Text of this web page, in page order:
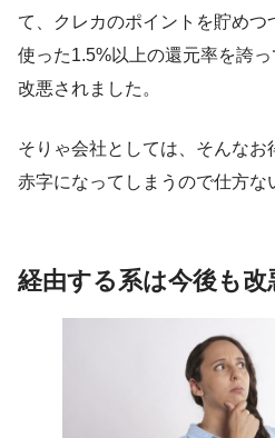
て、クレカのポイントを貯めつ
使った1.5%以上の還元率を誇
改悪されました。
そりゃ会社としては、そんなお
赤字になってしまうので仕方な
経由する系は今後も改